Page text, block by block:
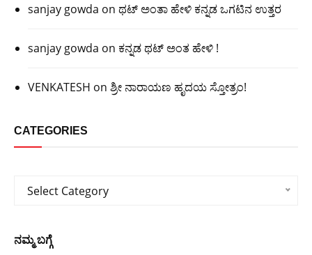
sanjay gowda on ಥಟ್ ಅಂತಾ ಹೇಳಿ ಕನ್ನಡ ಒಗಟಿನ ಉತ್ತರ
sanjay gowda on ಕನ್ನಡ ಥಟ್ ಅಂತ ಹೇಳಿ !
VENKATESH on ಶ್ರೀ ನಾರಾಯಣ ಹೃದಯ ಸ್ತೋತ್ರಂ!
CATEGORIES
Categories
Select Category
ನಮ್ಮ ಬಗ್ಗೆ